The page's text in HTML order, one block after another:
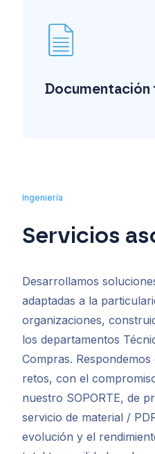
Documentación
Ingeniería
Servicios
Desarrollamos
adaptadas a la
organizaciones,
los departamentos
Compras.
retos, con el
nuestro SOPORTE, de
servicio de material /
evolución y el